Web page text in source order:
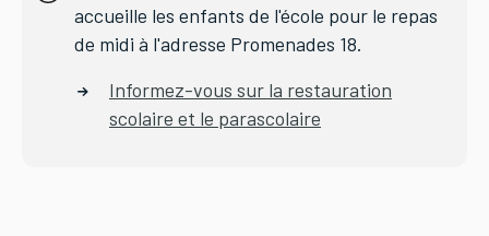
accueille les enfants de l'école pour le repas
de midi à l'adresse Promenades 18.
Informez-vous sur la restauration
scolaire et le parascolaire